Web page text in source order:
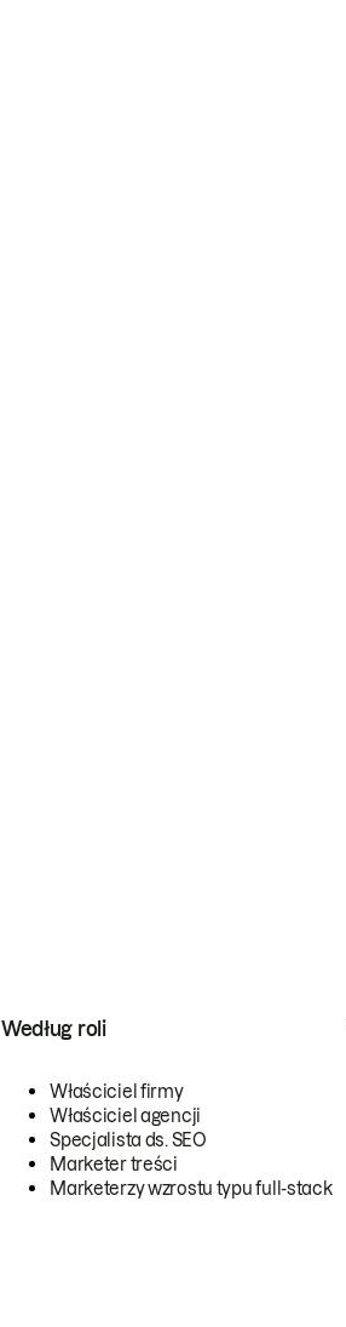
Według roli
Właściciel firmy
Właściciel agencji
Specjalista ds. SEO
Marketer treści
Marketerzy wzrostu typu full-stack